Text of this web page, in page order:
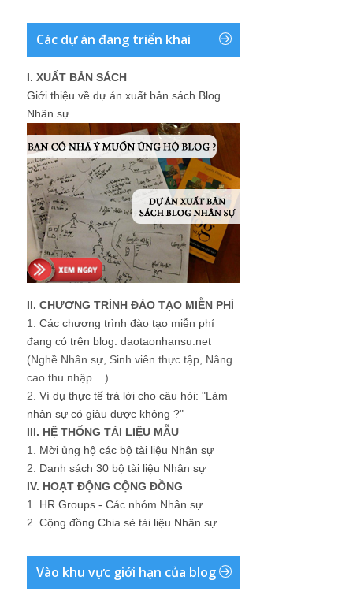
Các dự án đang triển khai
I. XUẤT BẢN SÁCH
Giới thiệu về dự án xuất bản sách Blog
Nhân sự
II. CHƯƠNG TRÌNH ĐÀO TẠO MIỄN PHÍ
1. Các chương trình đào tạo miễn phí
đang có trên blog: daotaonhansu.net
(Nghề Nhân sự, Sinh viên thực tập, Nâng
cao thu nhập ...)
2. Ví dụ thực tế trả lời cho câu hỏi: "Làm
nhân sự có giàu được không ?"
III. HỆ THỐNG TÀI LIỆU MẪU
1. Mời ủng hộ các bộ tài liệu Nhân sự
2. Danh sách 30 bộ tài liệu Nhân sự
IV. HOẠT ĐỘNG CỘNG ĐỒNG
1. HR Groups - Các nhóm Nhân sự
2. Cộng đồng Chia sẻ tài liệu Nhân sự
Vào khu vực giới hạn của blog